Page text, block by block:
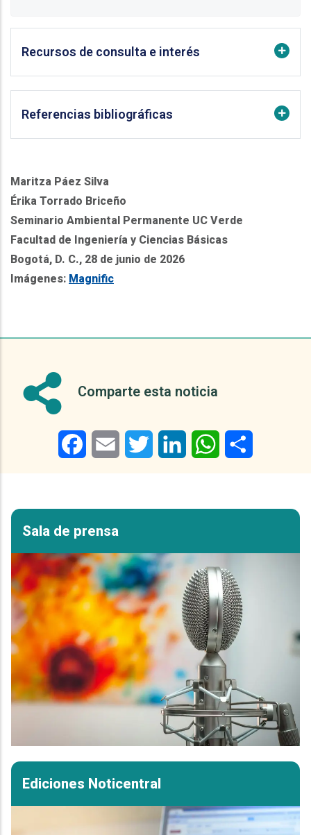
Recursos de consulta e interés
Referencias bibliográficas
Maritza Páez Silva
Érika Torrado Briceño
Seminario Ambiental Permanente UC Verde
Facultad de Ingeniería y Ciencias Básicas
Bogotá, D. C., 28 de junio de 2026
Imágenes: Magnific
Comparte esta noticia
FacebookEmail Twitter LinkedIn WhatsApp
Sala de prensa
Ediciones Noticentral